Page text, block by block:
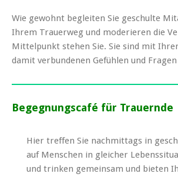
Wie gewohnt begleiten Sie geschulte
Ihrem Trauerweg und moderieren die
Mittelpunkt stehen Sie. Sie sind mit
damit verbundenen Gefühlen und
Begegnungscafé für Trauernde
Hier treffen Sie nachmittags in
auf Menschen in gleicher
und trinken gemeinsam und bieten